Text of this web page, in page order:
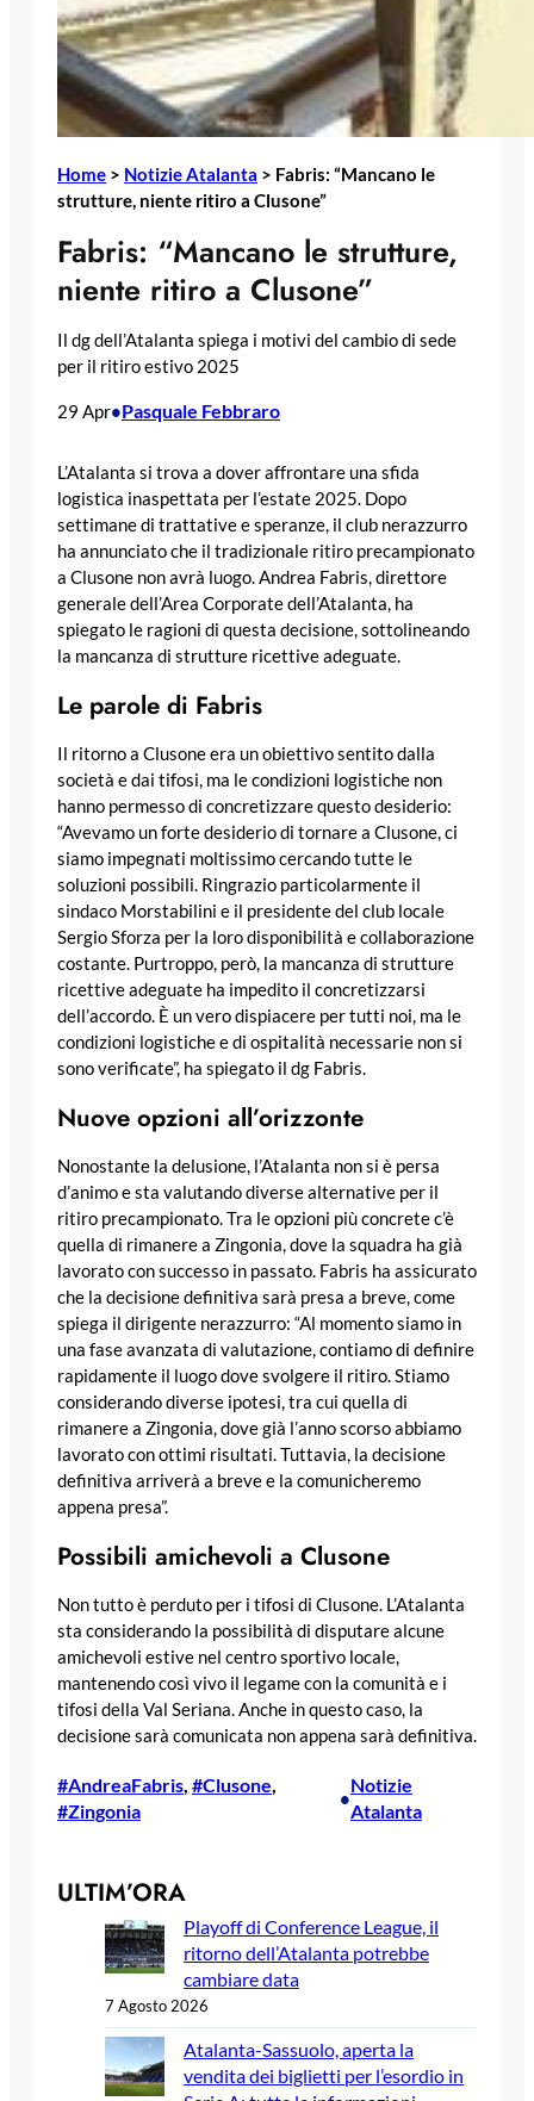
Home > Notizie Atalanta > Fabris: “Mancano le
strutture, niente ritiro a Clusone”
Fabris: “Mancano le strutture,
niente ritiro a Clusone”
Il dg dell’Atalanta spiega i motivi del cambio di sede
per il ritiro estivo 2025
29 Apr•Pasquale Febbraro
L’Atalanta si trova a dover affrontare una sfida
logistica inaspettata per l’estate 2025. Dopo
settimane di trattative e speranze, il club nerazzurro
ha annunciato che il tradizionale ritiro precampionato
a Clusone non avrà luogo. Andrea Fabris, direttore
generale dell’Area Corporate dell’Atalanta, ha
spiegato le ragioni di questa decisione, sottolineando
la mancanza di strutture ricettive adeguate.
Le parole di Fabris
Il ritorno a Clusone era un obiettivo sentito dalla
società e dai tifosi, ma le condizioni logistiche non
hanno permesso di concretizzare questo desiderio:
“Avevamo un forte desiderio di tornare a Clusone, ci
siamo impegnati moltissimo cercando tutte le
soluzioni possibili. Ringrazio particolarmente il
sindaco Morstabilini e il presidente del club locale
Sergio Sforza per la loro disponibilità e collaborazione
costante. Purtroppo, però, la mancanza di strutture
ricettive adeguate ha impedito il concretizzarsi
dell’accordo. È un vero dispiacere per tutti noi, ma le
condizioni logistiche e di ospitalità necessarie non si
sono verificate”, ha spiegato il dg Fabris.
Nuove opzioni all’orizzonte
Nonostante la delusione, l’Atalanta non si è persa
d’animo e sta valutando diverse alternative per il
ritiro precampionato. Tra le opzioni più concrete c’è
quella di rimanere a Zingonia, dove la squadra ha già
lavorato con successo in passato. Fabris ha assicurato
che la decisione definitiva sarà presa a breve, come
spiega il dirigente nerazzurro: “Al momento siamo in
una fase avanzata di valutazione, contiamo di definire
rapidamente il luogo dove svolgere il ritiro. Stiamo
considerando diverse ipotesi, tra cui quella di
rimanere a Zingonia, dove già l’anno scorso abbiamo
lavorato con ottimi risultati. Tuttavia, la decisione
definitiva arriverà a breve e la comunicheremo
appena presa”.
Possibili amichevoli a Clusone
Non tutto è perduto per i tifosi di Clusone. L’Atalanta
sta considerando la possibilità di disputare alcune
amichevoli estive nel centro sportivo locale,
mantenendo così vivo il legame con la comunità e i
tifosi della Val Seriana. Anche in questo caso, la
decisione sarà comunicata non appena sarà definitiva.
#AndreaFabris #Clusone
#Zingonia
•
Notizie
Atalanta
ULTIM’ORA
Playoff di Conference League, il
ritorno dell’Atalanta potrebbe
cambiare data
7 Agosto 2026
Atalanta-Sassuolo, aperta la
vendita dei biglietti per l’esordio in